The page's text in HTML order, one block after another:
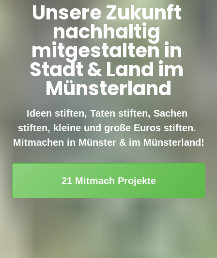
Unsere Zukunft
nachhaltig
mitgestalten in
Stadt & Land im
Münsterland
Ideen stiften, Taten stiften, Sachen
stiften, kleine und große Euros stiften.
Mitmachen in Münster & im Münsterland!
21 Mitmach Projekte